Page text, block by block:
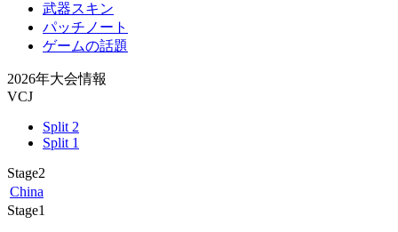
武器スキン
パッチノート
ゲームの話題
2026年大会情報
VCJ
Split 2
Split 1
Stage2
China
Stage1